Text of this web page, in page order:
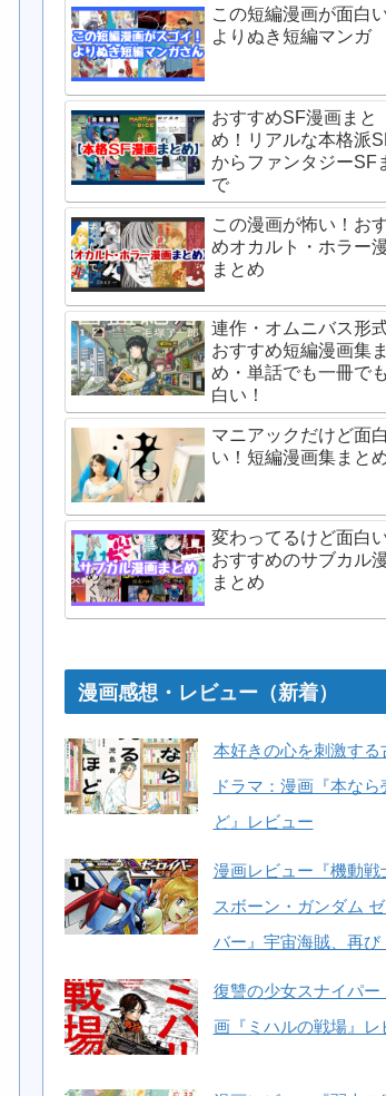
この短編漫画が面白い
よりぬき短編マンガ
おすすめSF漫画まと
め！リアルな本格派
からファンタジーSF
で
この漫画が怖い！お
めオカルト・ホラー
まとめ
連作・オムニバス形
おすすめ短編漫画集
め・単話でも一冊で
白い！
マニアックだけど面白
い！短編漫画集まと
変わってるけど面白い
おすすめのサブカル
まとめ
漫画感想・レビュー（新着）
本好きの心を刺激する
ドラマ：漫画『本なら
ど』レビュー
漫画レビュー『機動戦
スボーン・ガンダム
バー』宇宙海賊、再び
復讐の少女スナイパー
画『ミハルの戦場』レ